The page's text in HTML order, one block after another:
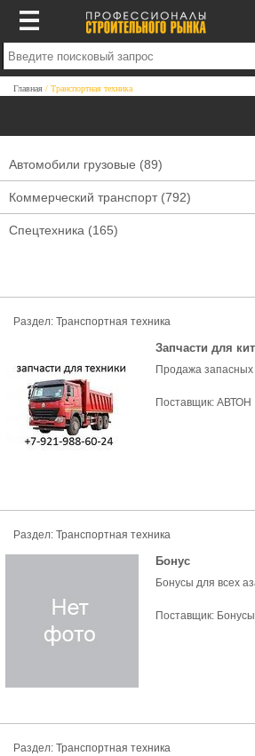
Главная Транспортная техника
Автомобили грузовые (89)
Коммерческий транспорт (792)
Спецтехника (165)
Раздел: Транспортная техника
Запчасти для
Продажа запасных
Поставщик: АВТОН
Раздел: Транспортная техника
Бонус
Бонусы для всех
Поставщик:
Раздел: Транспортная техника